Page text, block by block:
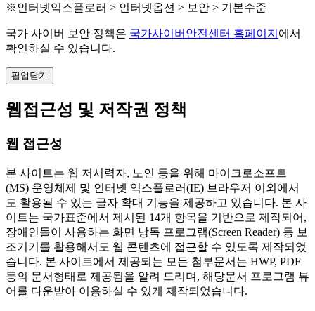
※인터넷익스플로러 > 인터넷옵션 > 보안 > 기본수준
국가 사이버 보안 정책은 국가사이버안전센터 홈페이지 에서
확인하실 수 있습니다.
팝업닫기
웹접근성 및 저작권 정책
웹 접근성
본 사이트는 웹 저시력자, 노인 등을 위해 마이크로소프트
(MS) 운영체제 및 인터넷 익스플로러(IE) 브라우저 이외에서
도 활용될 수 있는 글자 확대 기능을 제공하고 있습니다. 본 사
이트는 국가표준에서 제시된 14개 항목을 기반으로 제작되어,
장애인들이 사용하는 화면 낭독 프로그램(Screen Reader) 등 보
조기기를 활용해서도 웹 콘텐츠에 접근할 수 있도록 제작되었
습니다. 본 사이트에서 제공되는 모든 첨부문서는 HWP, PDF
등의 문서형태로 제공됨을 알려 드리며, 해당문서 프로그램 뷰
어를 다운받아 이용하실 수 있게 제작되었습니다.